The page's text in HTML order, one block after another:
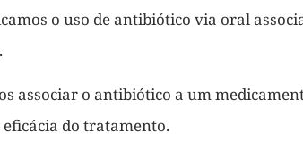
o uso de antibiótico via oral
associar o antibiótico a um
do tratamento.